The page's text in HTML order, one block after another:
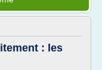
: les